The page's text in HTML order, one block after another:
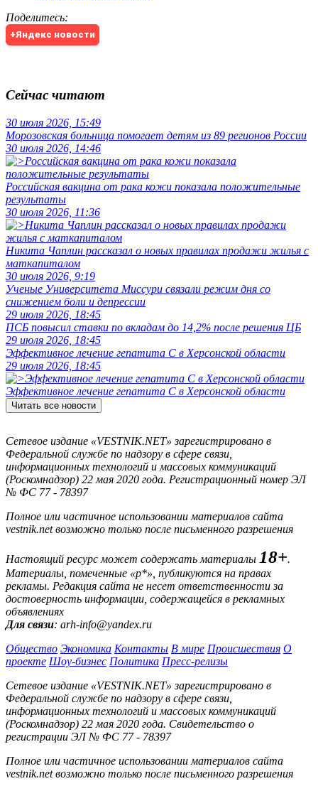
Поделитесь:
+Яндекс новости
Сейчас читают
30 июля 2026, 15:49
Морозовская больница помогает детям из 89 регионов России
30 июля 2026, 14:46
Российская вакцина от рака кожи показала положительные
результаты
30 июля 2026, 11:36
Никита Чаплин рассказал о новых правилах продажи жилья с
маткапиталом
30 июля 2026, 9:19
Ученые Университета Миссури связали режим дня со
снижением боли и депрессии
29 июля 2026, 18:45
ПСБ повысил ставки по вкладам до 14,2% после решения ЦБ
29 июля 2026, 18:45
Эффективное лечение гепатита C в Херсонской области
29 июля 2026, 18:45
Эффективное лечение гепатита C в Херсонской области
Читать все новости
Сетевое издание «VESTNIK.NET» зарегистрировано в
Федеральной службе по надзору в сфере связи,
информационных технологий и массовых коммуникаций
(Роскомнадзор) 22 мая 2020 года. Регистрационный номер ЭЛ
№ ФС 77 - 78397
Полное или частичное использовании материалов сайта
vestnik.net возможно только после письменного разрешения
Настоящий ресурс может содержать материалы 18+.
Материалы, помеченные «р*», публикуются на правах
рекламы. Редакция сайта не несет ответственности за
достоверность информации, содержащейся в рекламных
объявлениях
Для связи: arh-info@yandex.ru
Общество Экономика Контакты В мире Происшествия О
проекте Шоу-бизнес Политика Пресс-релизы
Сетевое издание «VESTNIK.NET» зарегистрировано в
Федеральной службе по надзору в сфере связи,
информационных технологий и массовых коммуникаций
(Роскомнадзор) 22 мая 2020 года. Свидетельство о
регистрации ЭЛ № ФС 77 - 78397
Полное или частичное использовании материалов сайта
vestnik.net возможно только после письменного разрешения